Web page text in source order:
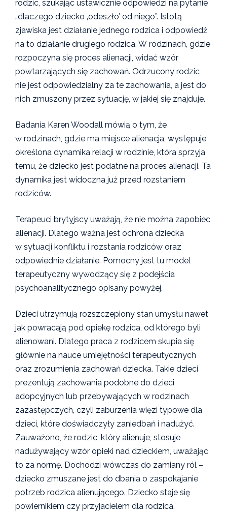
rodzic, szukając ustawicznie odpowiedzi na pytanie
„dlaczego dziecko ‚odeszło’ od niego”. Istotą
zjawiska jest działanie jednego rodzica i odpowiedź
na to działanie drugiego rodzica. W rodzinach, gdzie
rozpoczyna się proces alienacji, widać wzór
powtarzających się zachowań. Odrzucony rodzic
nie jest odpowiedzialny za te zachowania, a jest do
nich zmuszony przez sytuację, w jakiej się znajduje.
Badania Karen Woodall mówią o tym, że
w rodzinach, gdzie ma miejsce alienacja, występuje
określona dynamika relacji w rodzinie, która sprzyja
temu, że dziecko jest podatne na proces alienacji. Ta
dynamika jest widoczna już przed rozstaniem
rodziców.
Terapeuci brytyjscy uważają, że nie można zapobiec
alienacji. Dlatego ważna jest ochrona dziecka
w sytuacji konfliktu i rozstania rodziców oraz
odpowiednie działanie. Pomocny jest tu model
terapeutyczny wywodzący się z podejścia
psychoanalitycznego opisany powyżej.
Dzieci utrzymują rozszczepiony stan umysłu nawet
jak powracają pod opiekę rodzica, od którego byli
alienowani. Dlatego praca z rodzicem skupia się
głównie na nauce umiejętności terapeutycznych
oraz zrozumienia zachowań dziecka. Takie dzieci
prezentują zachowania podobne do dzieci
adopcyjnych lub przebywających w rodzinach
zazastępczych, czyli zaburzenia więzi typowe dla
dzieci, które doświadczyły zaniedbań i nadużyć.
Zauważono, że rodzic, który alienuje, stosuje
nadużywający wzór opieki nad dzieckiem, uważając
to za normę. Dochodzi wówczas do zamiany ról –
dziecko zmuszane jest do dbania o zaspokajanie
potrzeb rodzica alienującego. Dziecko staje się
powiernikiem czy przyjacielem dla rodzica,